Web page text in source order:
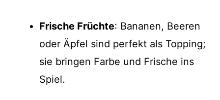
Frische Früchte: Bananen, Beeren
oder Äpfel sind perfekt als Topping;
sie bringen Farbe und Frische ins
Spiel.